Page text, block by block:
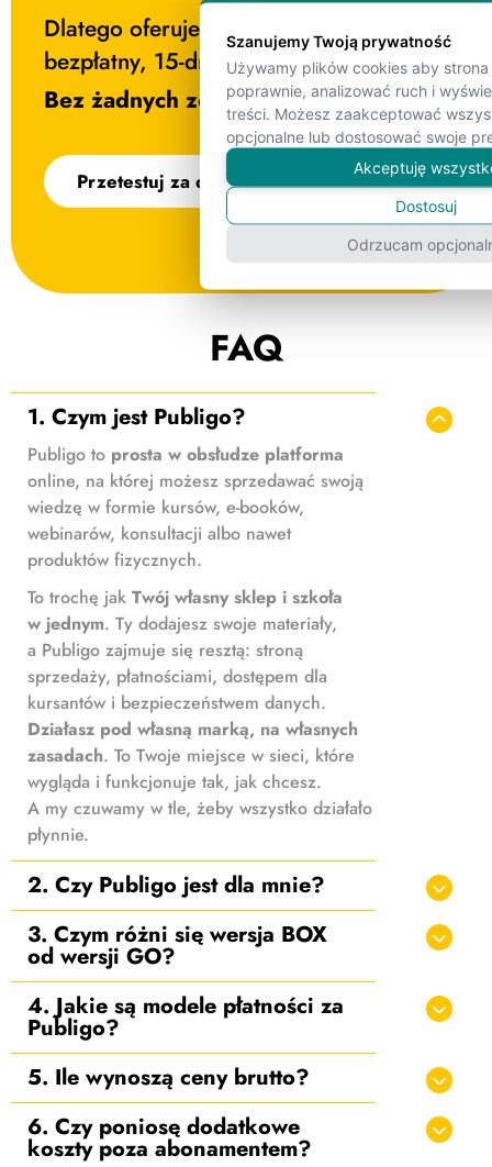
Dlatego oferujemy Ci całkowicie
bezpłatny, 15-dniowy okres testowy.
Bez żadnych zobowiązań ani umowy!
Przetestuj za darmo
FAQ
1. Czym jest Publigo?
Publigo to prosta w obsłudze platforma
online, na której możesz sprzedawać swoją
wiedzę w formie kursów, e-booków,
webinarów, konsultacji albo nawet
produktów fizycznych.
To trochę jak Twój własny sklep i szkoła
w jednym. Ty dodajesz swoje materiały,
a Publigo zajmuje się resztą: stroną
sprzedaży, płatnościami, dostępem dla
kursantów i bezpieczeństwem danych.
Działasz pod własną marką, na własnych
zasadach. To Twoje miejsce w sieci, które
wygląda i funkcjonuje tak, jak chcesz.
A my czuwamy w tle, żeby wszystko działało
płynnie.
2. Czy Publigo jest dla mnie?
3. Czym różni się wersja BOX
od wersji GO?
4. Jakie są modele płatności za
Publigo?
5. Ile wynoszą ceny brutto?
6. Czy poniosę dodatkowe
koszty poza abonamentem?
Szanujemy Twoją prywatność
Używamy plików cookies aby strona
poprawnie, analizować ruch i
treści. Możesz zaakceptować
opcjonalne lub dostosować swoje
Akceptuję
Dostosuj
Odrzucam